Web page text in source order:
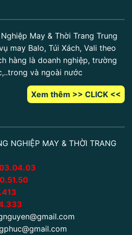
May & Thời Trang Trung
may Balo, Túi Xách, Vali theo
hàng là doanh nghiệp, trường
và ngoài nước
Xem thêm >> CLICK <<
NGHIỆP MAY & THỜI TRANG